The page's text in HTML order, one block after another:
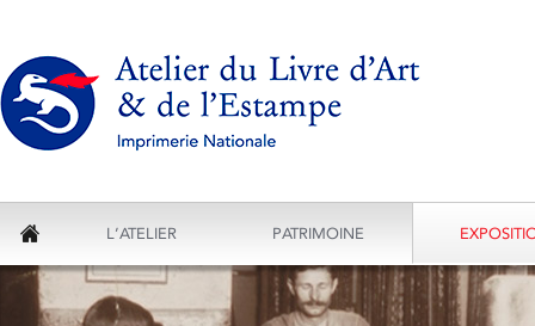
ACCUEIL
L’ATELIER PATRIMOINE